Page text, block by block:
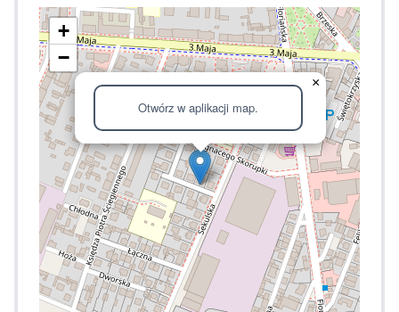
Otwórz w aplikacji map.
×
+
−